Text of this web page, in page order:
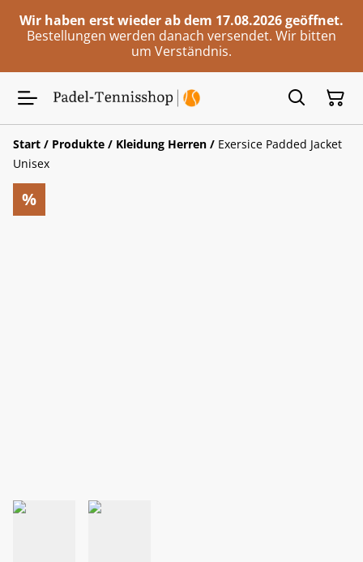
Wir haben erst wieder ab dem 17.08.2026 geöffnet.
Bestellungen werden danach versendet. Wir bitten
um Verständnis.
Start / Produkte / Kleidung Herren / Exersice Padded Jacket
Unisex
%